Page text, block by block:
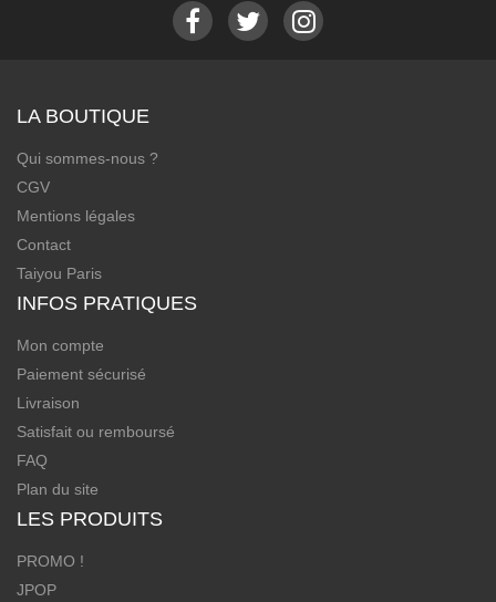
LA BOUTIQUE
Qui sommes-nous ?
CGV
Mentions légales
Contact
Taiyou Paris
INFOS PRATIQUES
Mon compte
Paiement sécurisé
Livraison
Satisfait ou remboursé
FAQ
Plan du site
LES PRODUITS
PROMO !
JPOP